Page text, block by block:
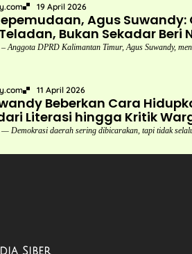
19 April 2026
Agus Suwandy:
Bukan Sekadar Beri
Anggota DPRD Kalimantan Timur, Agus Suwandy,
11 April 2026
Beberkan Cara
Literasi hingga Kritik
Demokrasi daerah sering dibicarakan, tapi tidak
Siber